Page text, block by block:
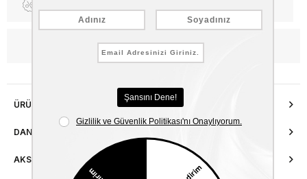
WhatsApp’tan Bilgi Al
ÜRÜN ÖZELLIKLERI
DANIŞMA HATTI
AKSESUAR ONARIMI